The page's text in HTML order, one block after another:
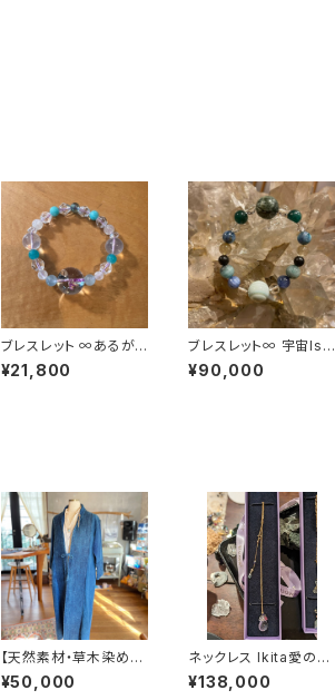
ブレスレット ∞あるがま
まのココロのMEをヒラ
ク∞
¥21,800
ブレスレット∞ 宇宙Ishi
kiとバランスと共に∞
¥90,000
【天然素材・草木染め】U
nisex カシュクール
ヘンプコットン
¥50,000
ネックレス Ikita愛の輝
きのuta
¥138,000